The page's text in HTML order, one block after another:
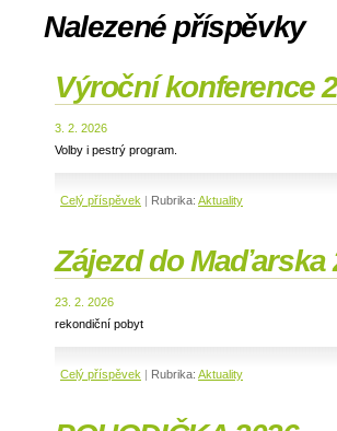
Nalezené příspěvky
Výroční konference
3. 2. 2026
Volby i pestrý program.
Celý příspěvek | Rubrika: Aktuality
Zájezd do Maďarska
23. 2. 2026
rekondiční pobyt
Celý příspěvek | Rubrika: Aktuality